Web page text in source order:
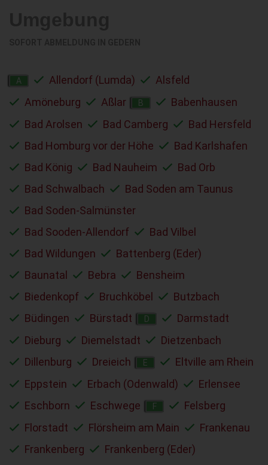
A Allendorf (Lumda)
Alsfeld
Amöneburg
Aßlar B
Babenhausen
Bad Arolsen
Bad Camberg
Bad Hersfeld
Bad Homburg vor der Höhe
Bad Karlshafen
Bad König
Bad Nauheim
Bad Orb
Bad Schwalbach
Bad Soden am Taunus
Bad Soden-Salmünster
Bad Sooden-Allendorf
Bad Vilbel
Bad Wildungen
Battenberg (Eder)
Baunatal
Bebra
Bensheim
Biedenkopf
Bruchköbel
Butzbach
Büdingen
Bürstadt D
Darmstadt
Dieburg
Diemelstadt
Dietzenbach
Dillenburg
Dreieich E
Eltville am Rhein
Eppstein
Erbach (Odenwald)
Erlensee
Eschborn
Eschwege F
Felsberg
Florstadt
Flörsheim am Main
Frankenau
Frankenberg
Frankenberg (Eder)